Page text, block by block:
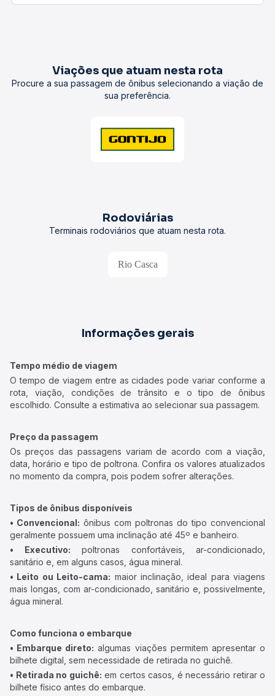
Viações que atuam nesta rota
Procure a sua passagem de ônibus selecionando a viação de
sua preferência.
Rodoviárias
Terminais rodoviários que atuam nesta rota.
Rio Casca
Informações gerais
Tempo médio de viagem
O tempo de viagem entre as cidades pode variar conforme a
rota, viação, condições de trânsito e o tipo de ônibus
escolhido. Consulte a estimativa ao selecionar sua passagem.
Preço da passagem
Os preços das passagens variam de acordo com a viação,
data, horário e tipo de poltrona. Confira os valores atualizados
no momento da compra, pois podem sofrer alterações.
Tipos de ônibus disponíveis
• Convencional: ônibus com poltronas do tipo convencional
geralmente possuem uma inclinação até 45º e banheiro.
• Executivo: poltronas confortáveis, ar-condicionado,
sanitário e, em alguns casos, água mineral.
• Leito ou Leito-cama: maior inclinação, ideal para viagens
mais longas, com ar-condicionado, sanitário e, possivelmente,
água mineral.
Como funciona o embarque
• Embarque direto: algumas viações permitem apresentar o
bilhete digital, sem necessidade de retirada no guichê.
• Retirada no guichê: em certos casos, é necessário retirar o
bilhete físico antes do embarque.